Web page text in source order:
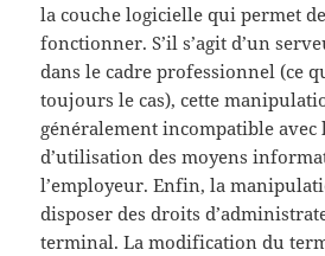
la couche logicielle qui permet
fonctionner. S’il s’agit d’un
dans le cadre professionnel (ce
toujours le cas), cette
généralement incompatible avec
d’utilisation des moyens
l’employeur. Enfin, la
disposer des droits
terminal. La modification du